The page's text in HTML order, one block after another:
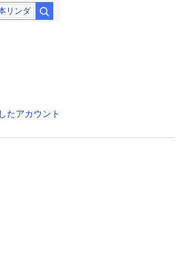
リンダ
たアカウント